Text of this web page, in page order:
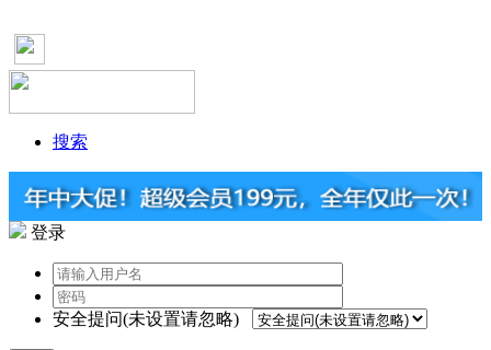
搜索
登录
安全提问(未设置请忽略)